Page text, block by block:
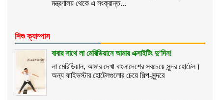
মন্ত্রণালয় থেকে এ সংক্রান্ত...
শিশু ক্যাম্পাস
বাবার সাথে লা মেরিডিয়ানে আমার এক্সাইটিং দু’দিন!
লা মেরিডিয়ান, আমার দেখা বাংলাদেশের সবচেয়ে সুন্দর হোটেল।
অন্য ফাইভস্টার হোটেলগুলোর চেয়ে শিল্প-সুন্দরে